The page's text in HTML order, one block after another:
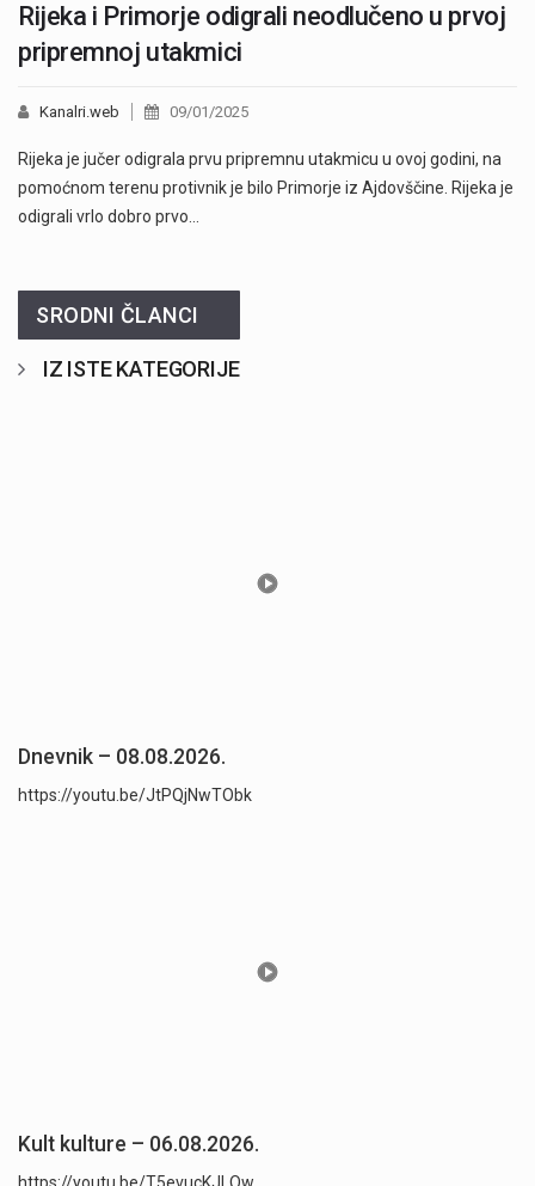
Rijeka i Primorje odigrali neodlučeno u prvoj
pripremnoj utakmici
Kanalri.web 09/01/2025
Rijeka je jučer odigrala prvu pripremnu utakmicu u ovoj godini, na
pomoćnom terenu protivnik je bilo Primorje iz Ajdovščine. Rijeka je
odigrali vrlo dobro prvo…
SRODNI ČLANCI
IZ ISTE KATEGORIJE
Dnevnik – 08.08.2026.
https://youtu.be/JtPQjNwTObk
Kult kulture – 06.08.2026.